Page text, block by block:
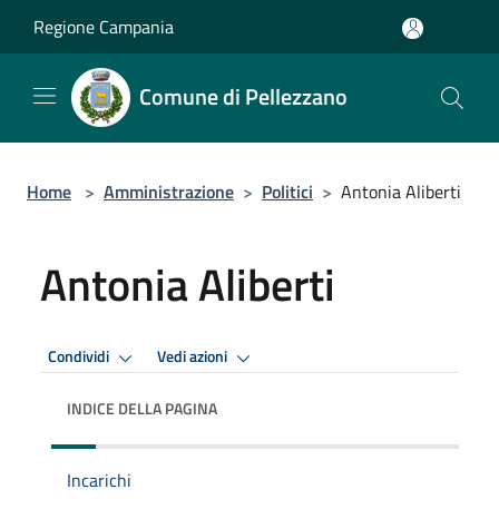
Regione Campania
Comune di Pellezzano
Home > Amministrazione > Politici > Antonia Aliberti
Antonia Aliberti
Condividi Vedi azioni
INDICE DELLA PAGINA
Incarichi